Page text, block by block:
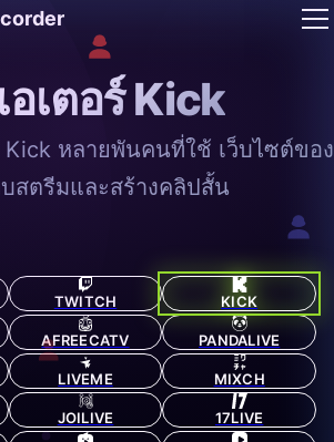
อเตอร์ Kick
Kick หลายพันคนที่ใช้ เว็บไซต์ของ
บสตรีมและสร้างคลิปสั้น
TWITCH KICK
AFREECATV PANDALIVE
LIVEME MIXCH
JOILIVE 17LIVE